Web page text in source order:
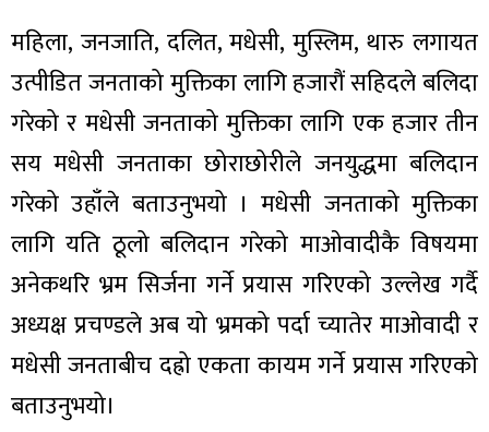
महिला, जनजाति, दलित, मधेसी, मुस्लिम, थारु लगायत
उत्पीडित जनताको मुक्तिका लागि हजारौं सहिदले बलिदा
गरेको र मधेसी जनताको मुक्तिका लागि एक हजार तीन
सय मधेसी जनताका छोराछोरीले जनयुद्धमा बलिदान
गरेको उहाँले बताउनुभयो । मधेसी जनताको मुक्तिका
लागि यति ठूलो बलिदान गरेको माओवादीकै विषयमा
अनेकथरि भ्रम सिर्जना गर्ने प्रयास गरिएको उल्लेख गर्दै
अध्यक्ष प्रचण्डले अब यो भ्रमको पर्दा च्यातेर माओवादी र
मधेसी जनताबीच दह्रो एकता कायम गर्ने प्रयास गरिएको
बताउनुभयो।